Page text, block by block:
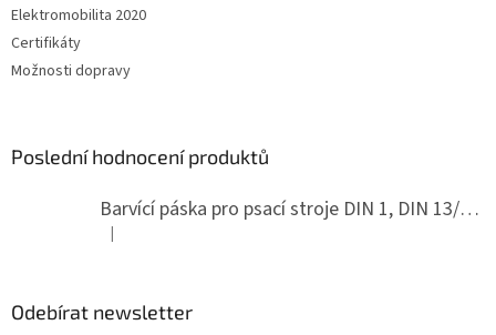
Elektromobilita 2020
Certifikáty
Možnosti dopravy
Poslední hodnocení produktů
Barvící páska pro psací stroje DIN 1, DIN 13/10, LAND, PA červenočerná
Hodnocení produktu je 5 z 5 hvězdiček.
|
Odebírat newsletter